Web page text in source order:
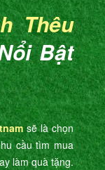
Thêu
Bật
sẽ là chọn
cầu tìm mua
làm quà tặng.